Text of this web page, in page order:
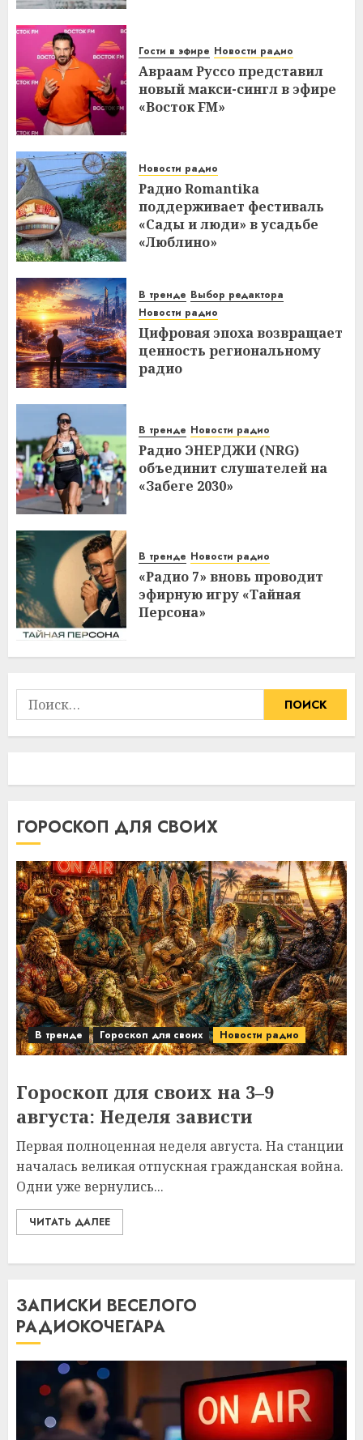
Гости в эфире Новости радио
Авраам Руссо представил
новый макси-сингл в эфире
«Восток FM»
Новости радио
Радио Romantika
поддерживает фестиваль
«Сады и люди» в усадьбе
«Люблино»
В тренде Выбор редактора
Новости радио
Цифровая эпоха возвращает
ценность региональному
радио
В тренде Новости радио
Радио ЭНЕРДЖИ (NRG)
объединит слушателей на
«Забеге 2030»
В тренде Новости радио
«Радио 7» вновь проводит
эфирную игру «Тайная
Персона»
Найти:
ГОРОСКОП ДЛЯ СВОИХ
В тренде Гороскоп для своих Новости радио
Гороскоп для своих на 3–9
августа: Неделя зависти
Первая полноценная неделя августа. На станции
началась великая отпускная гражданская война.
Одни уже вернулись...
ЧИТАТЬ ДАЛЕЕ
ЗАПИСКИ ВЕСЕЛОГО
РАДИОКОЧЕГАРА